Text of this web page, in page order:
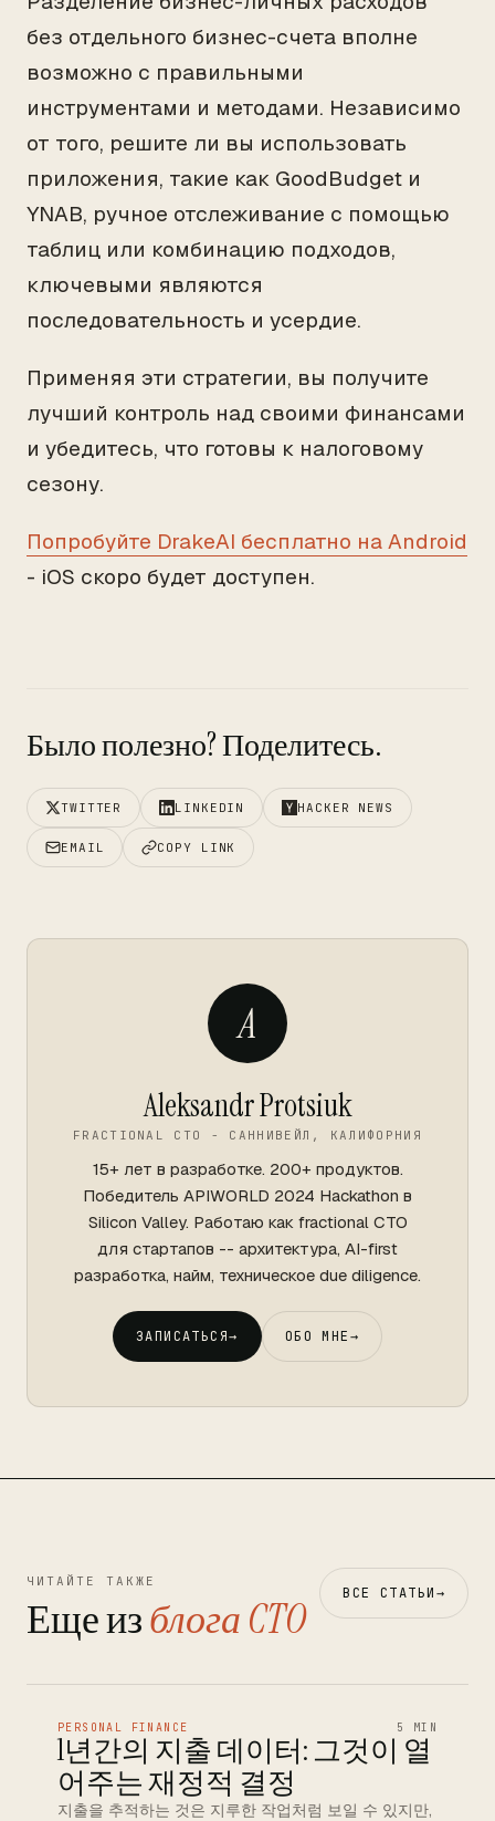
без отдельного бизнес-счета вполне
возможно с правильными
инструментами и методами. Независимо
от того, решите ли вы использовать
приложения, такие как GoodBudget и
YNAB, ручное отслеживание с помощью
таблиц или комбинацию подходов,
ключевыми являются
последовательность и усердие.
Применяя эти стратегии, вы получите
лучший контроль над своими финансами
и убедитесь, что готовы к налоговому
сезону.
Попробуйте DrakeAI бесплатно на Android
- iOS скоро будет доступен.
Было полезно? Поделитесь.
TWITTER LINKEDIN HACKER NEWS
EMAIL COPY LINK
A
Aleksandr Protsiuk
FRACTIONAL CTO - САННИВЕЙЛ, КАЛИФОРНИЯ
15+ лет в разработке. 200+ продуктов.
Победитель APIWORLD 2024 Hackathon в
Silicon Valley. Работаю как fractional CTO
для стартапов -- архитектура, AI-first
разработка, найм, техническое due diligence.
ЗАПИСАТЬСЯ→ ОБО МНЕ→
ЧИТАЙТЕ ТАКЖЕ
Еще изблога CTO ВСЕ СТАТЬИ→
PERSONAL FINANCE 5 MIN
1년간의 지출 데이터: 그것이 열
어주는 재정적 결정
지출을 추적하는 것은 지루한 작업처럼 보일 수 있지만,